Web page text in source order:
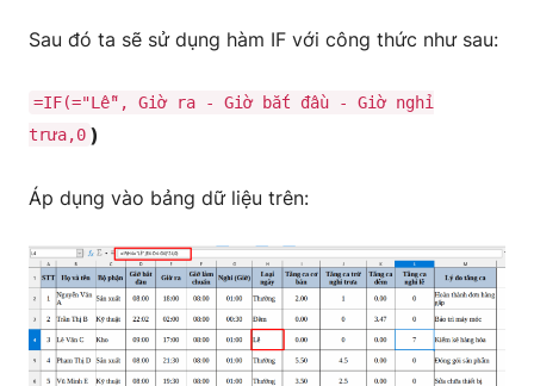
Sau đó ta sẽ sử dụng hàm IF với công thức như sau:
=IF(="Lễ", Giờ ra - Giờ bắt đầu - Giờ nghỉ
trưa,0 )
Áp dụng vào bảng dữ liệu trên: